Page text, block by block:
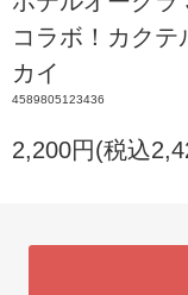
コラボ！カク
カイ
4589805123436
2,200円(税込